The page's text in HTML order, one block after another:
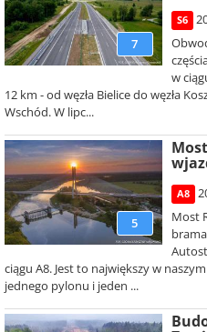
7
S6
w
12 km - od węzła Bielice do węzła
Wschód. W lipc...
5
A8
Most
ciągu A8. Jest to największy w
jednego pylonu i jeden ...